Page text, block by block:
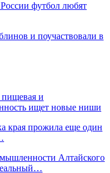
футбол любят
и поучаствовали в
и
ищет новые ниши
края прожила еще один
Алтайского